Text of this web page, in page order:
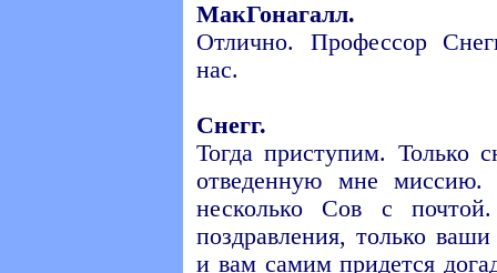
МакГонагалл.
Отлично. Профессор
нас.
Снегг.
Тогда приступим. Только
отведенную мне
несколько Сов с
поздравления, только
и вам самим придется